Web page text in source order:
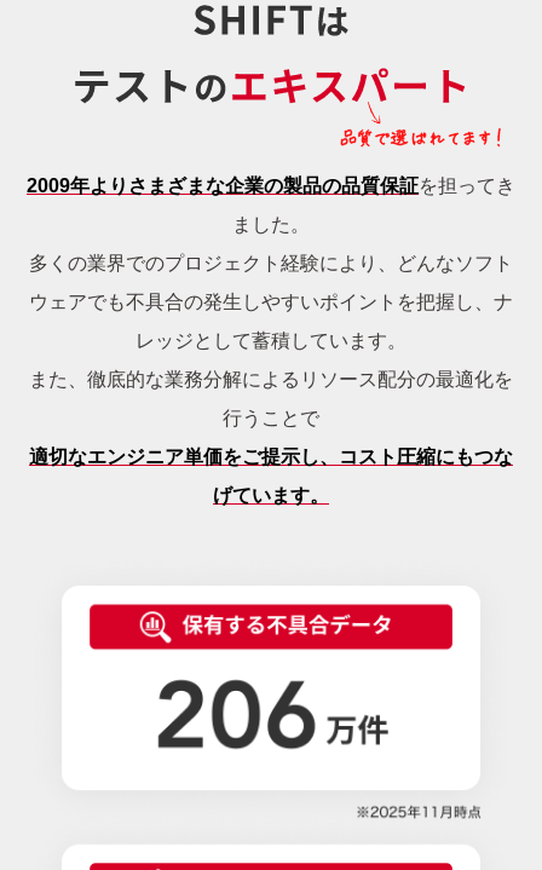
2009年よりさまざまな企業の製品の品質保証を担ってき
ました。
多くの業界でのプロジェクト経験により、どんなソフト
ウェアでも不具合の発生しやすいポイントを把握し、ナ
レッジとして蓄積しています。
また、徹底的な業務分解によるリソース配分の最適化を
行うことで
適切なエンジニア単価をご提示し、コスト圧縮にもつな
げています。